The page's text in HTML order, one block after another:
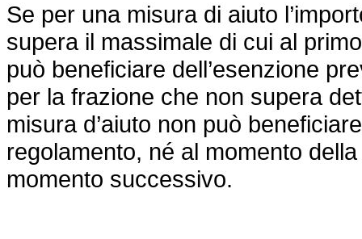
Se per una misura di aiuto
supera il massimale di cui al
può beneficiare dell’esenzione
per la frazione che non supera
misura d’aiuto non può
regolamento, né al momento
momento successivo.